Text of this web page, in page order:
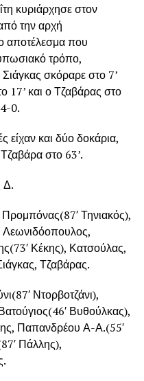
κυριάρχησε στον
την αρχή
αποτέλεσμα που
τρόπο,
σκόραρε στο 7’
17’ και ο Τζαβάρας στο
0.
είχαν και δύο δοκάρια,
στο 63’.
Δ.
Τηνιακός),
Λεωνιδόοπουλος,
Κέκης), Κατσούλας,
Τζαβάρας.
Ντορβοτζάνι),
Βυθούλκας),
Παπανδρέου Α-Α.(55′
Πάλλης),